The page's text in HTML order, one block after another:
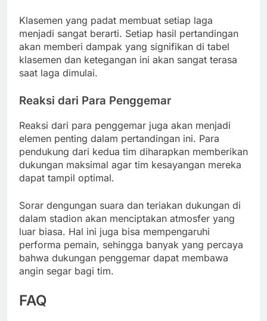
Klasemen yang padat membuat setiap laga
menjadi sangat berarti. Setiap hasil pertandingan
akan memberi dampak yang signifikan di tabel
klasemen dan ketegangan ini akan sangat terasa
saat laga dimulai.
Reaksi dari Para Penggemar
Reaksi dari para penggemar juga akan menjadi
elemen penting dalam pertandingan ini. Para
pendukung dari kedua tim diharapkan memberikan
dukungan maksimal agar tim kesayangan mereka
dapat tampil optimal.
Sorar dengungan suara dan teriakan dukungan di
dalam stadion akan menciptakan atmosfer yang
luar biasa. Hal ini juga bisa mempengaruhi
performa pemain, sehingga banyak yang percaya
bahwa dukungan penggemar dapat membawa
angin segar bagi tim.
FAQ